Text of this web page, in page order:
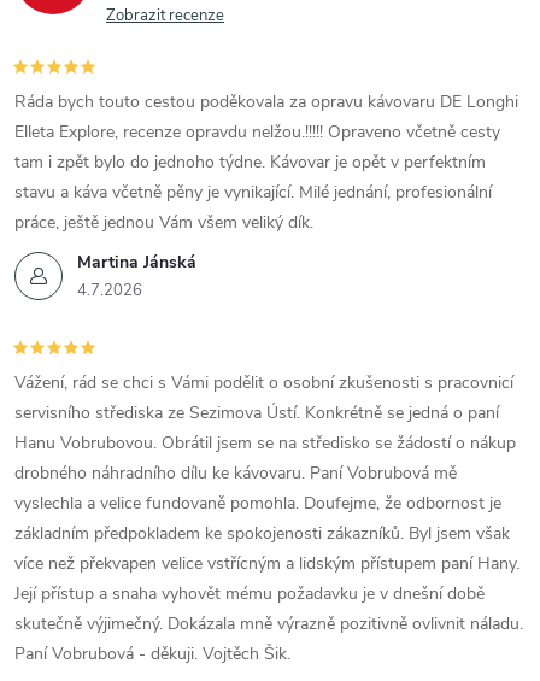
Zobrazit recenze
Martina Jánská
4.7.2026
Ráda bych touto cestou poděkovala za opravu kávovaru DE Longhi
Elleta Explore, recenze opravdu nelžou.!!!!! Opraveno včetně cesty
tam i zpět bylo do jednoho týdne. Kávovar je opět v perfektním
stavu a káva včetně pěny je vynikající. Milé jednání, profesionální
práce, ještě jednou Vám všem veliký dík.
Vážení, rád se chci s Vámi podělit o osobní zkušenosti s pracovnicí
servisního střediska ze Sezimova Ústí. Konkrétně se jedná o paní
Hanu Vobrubovou. Obrátil jsem se na středisko se žádostí o nákup
drobného náhradního dílu ke kávovaru. Paní Vobrubová mě
vyslechla a velice fundovaně pomohla. Doufejme, že odbornost je
základním předpokladem ke spokojenosti zákazníků. Byl jsem však
více než překvapen velice vstřícným a lidským přístupem paní Hany.
Její přístup a snaha vyhovět mému požadavku je v dnešní době
skutečně výjimečný. Dokázala mně výrazně pozitivně ovlivnit náladu.
Paní Vobrubová - děkuji. Vojtěch Šik.